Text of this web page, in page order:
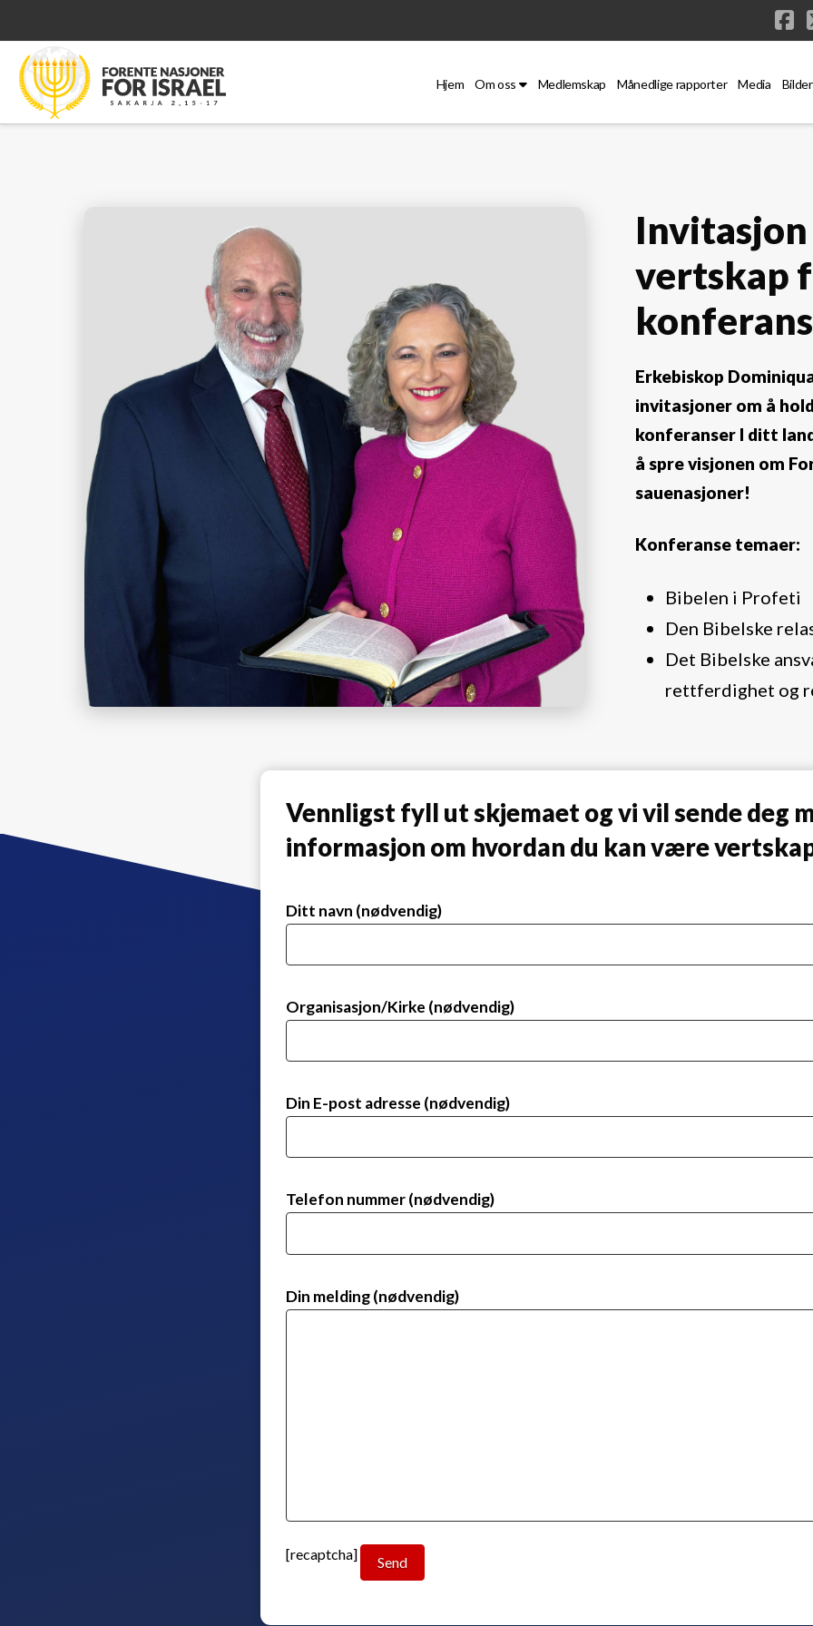
Hjem Om oss Medlemskap Månedlige rapporter Media Bilder
vertskap
Erkebiskop
invitasjoner om å
konferanser I ditt
å spre visjonen om
sauenasjoner!
Konferanse temaer:
Bibelen i Profeti
Den Bibelske
Det Bibelske
rettferdighet og
Vennligst fyll ut skjemaet og vi vil sende deg
informasjon om hvordan du kan være
Ditt navn (nødvendig)
Organisasjon/Kirke (nødvendig)
Din E-post adresse (nødvendig)
Telefon nummer (nødvendig)
Din melding (nødvendig)
[recaptcha]